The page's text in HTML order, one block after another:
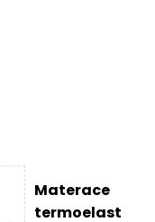
Materace
termoelast